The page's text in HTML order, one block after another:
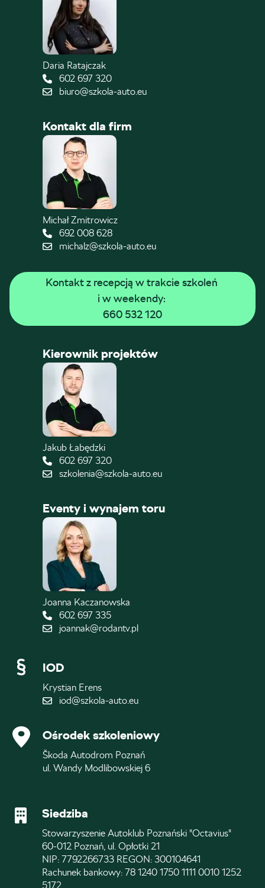
Daria Ratajczak
602 697 320
biuro@szkola-auto.eu
Kontakt dla firm
Michał Zmitrowicz
692 008 628
michalz@szkola-auto.eu
Kontakt z recepcją w trakcie szkoleń
i w weekendy:
660 532 120
Kierownik projektów
Jakub Łabędzki
602 697 320
szkolenia@szkola-auto.eu
Eventy i wynajem toru
Joanna Kaczanowska
602 697 335
joannak@rodantv.pl
IOD
Krystian Erens
iod@szkola-auto.eu
Ośrodek szkoleniowy
Škoda Autodrom Poznań
ul. Wandy Modlibowskiej 6
Siedziba
Stowarzyszenie Autoklub Poznański "Octavius"
60-012 Poznań, ul. Opłotki 21
NIP: 7792266733 REGON: 300104641
Rachunek bankowy: 78 1240 1750 1111 0010 1252
5172